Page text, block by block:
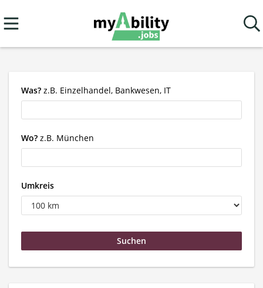
Was? z.B. Einzelhandel, Bankwesen, IT
Wo? z.B. München
Umkreis